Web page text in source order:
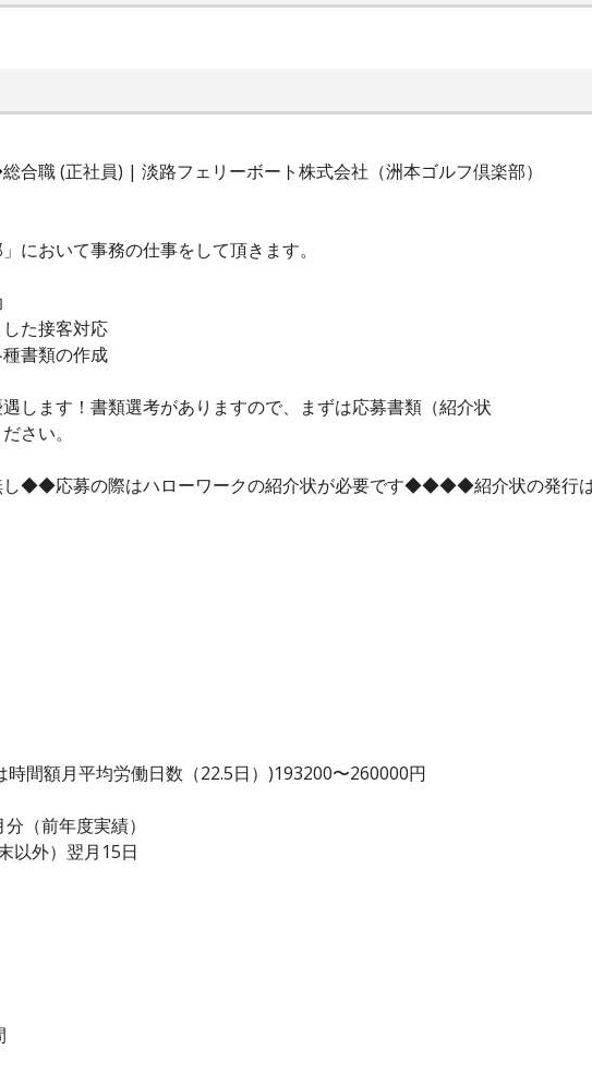
合職 (正社員) | 淡路フェリーボート株式会社（洲本ゴルフ倶楽部）
において事務の仕事をして頂きます。
た接客対応
書類の作成
します！書類選考がありますので、まずは応募書類（紹介状
さい。
し◆◆応募の際はハローワークの紹介状が必要です◆◆◆◆紹介状の発行
間額月平均労働日数（22.5日）)193200〜260000円
（前年度実績）
以外）翌月15日